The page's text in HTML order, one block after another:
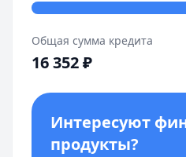
Общая сумма кредита
16 352₽
Интересуют
продукты?